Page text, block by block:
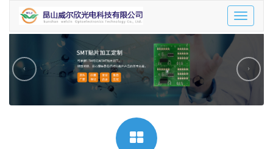
Toggle
‹ ›